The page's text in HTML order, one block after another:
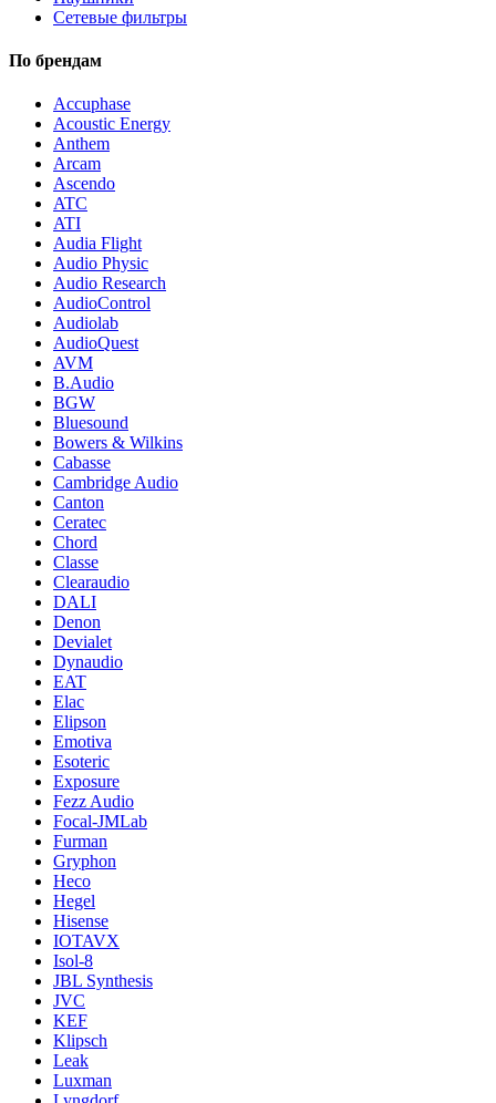
Сетевые фильтры
По брендам
Accuphase
Acoustic Energy
Anthem
Arcam
Ascendo
ATC
ATI
Audia Flight
Audio Physic
Audio Research
AudioControl
Audiolab
AudioQuest
AVM
B.Audio
BGW
Bluesound
Bowers & Wilkins
Cabasse
Cambridge Audio
Canton
Ceratec
Chord
Classe
Clearaudio
DALI
Denon
Devialet
Dynaudio
EAT
Elac
Elipson
Emotiva
Esoteric
Exposure
Fezz Audio
Focal-JMLab
Furman
Gryphon
Heco
Hegel
Hisense
IOTAVX
Isol-8
JBL Synthesis
JVC
KEF
Klipsch
Leak
Luxman